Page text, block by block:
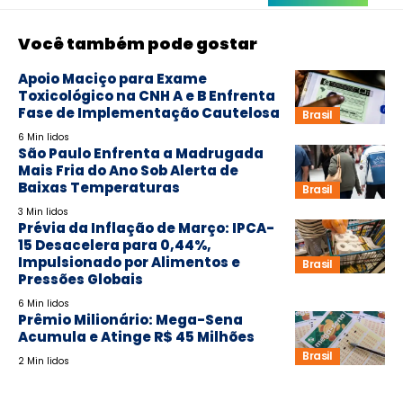
Você também pode gostar
Brasil
Apoio Maciço para Exame
Toxicológico na CNH A e B Enfrenta
Fase de Implementação Cautelosa
6 Min lidos
Brasil
São Paulo Enfrenta a Madrugada
Mais Fria do Ano Sob Alerta de
Baixas Temperaturas
3 Min lidos
Brasil
Prévia da Inflação de Março: IPCA-
15 Desacelera para 0,44%,
Impulsionado por Alimentos e
Pressões Globais
6 Min lidos
Brasil
Prêmio Milionário: Mega-Sena
Acumula e Atinge R$ 45 Milhões
2 Min lidos